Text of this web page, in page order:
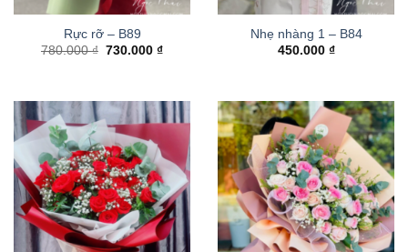
Rực rỡ – B89
780.000₫ Giá
730.000₫Giá
Nhẹ nhàng 1 – B84
450.000 ₫